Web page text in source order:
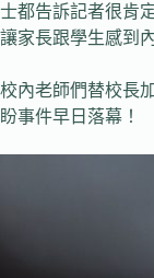
士都告訴記者很肯
讓家長跟學生感到
校內老師們替校長
盼事件早日落幕！